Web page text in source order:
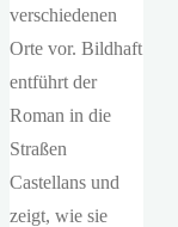
verschiedenen
Orte vor. Bildhaft
entführt der
Roman in die
Straßen
Castellans und
zeigt, wie sie